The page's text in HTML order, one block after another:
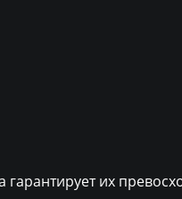
гарантирует их